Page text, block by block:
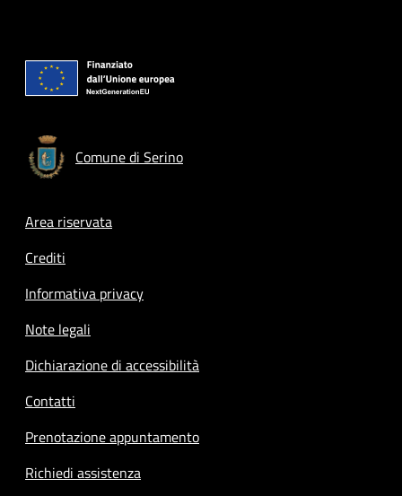
Comune di Serino
Footer menu
Area riservata
Crediti
Informativa privacy
Note legali
Dichiarazione di accessibilità
Contatti
Prenotazione appuntamento
Richiedi assistenza